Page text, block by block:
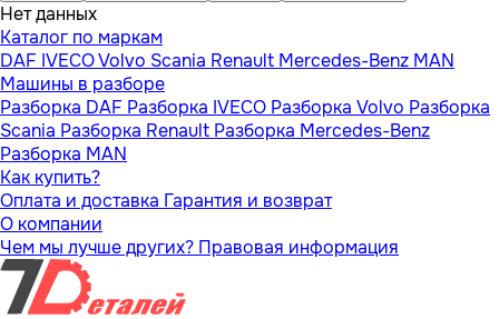
Нет данных
Каталог по маркам
DAF IVECOVolvo Scania Renault Mercedes-Benz MAN
Машины в разборе
Разборка DAF Разборка IVECO Разборка Volvo Разборка
Scania Разборка Renault Разборка Mercedes-Benz
Разборка MAN
Как купить?
Оплата и доставка Гарантия и возврат
О компании
Чем мы лучше других? Правовая информация